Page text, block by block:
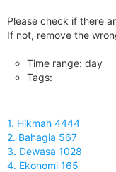
Please check if there
If not, remove the
Time range: day
Tags:
1. Hikmah 4444
2. Bahagia 567
3. Dewasa 1028
4. Ekonomi 165